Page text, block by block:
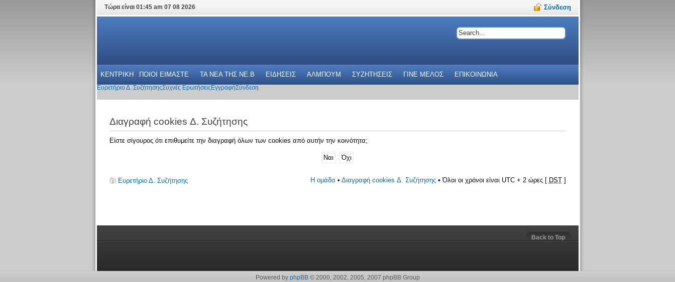
Τώρα είναι 01:45 am 07 08 2026 Σύνδεση
ΚΕΝΤΡΙΚΗ ΠΟΙΟΙ ΕΙΜΑΣΤΕ ΤΑ ΝΕΑ THΣ NE.B ΕΙΔΗΣΕΙΣ ΑΛΜΠΟΥΜ ΣΥΖΗΤΗΣΕΙΣ ΓΙΝΕ ΜΕΛΟΣ ΕΠΙΚΟΙΝΩΝΙΑ
Ευρετήριο Δ. ΣυζήτησηςΣυχνές Ερωτήσεις ΕγγραφήΣύνδεση
Διαγραφή cookies Δ. Συζήτησης
Είστε σίγουρος ότι επιθυμείτε την διαγραφή όλων των cookies από αυτήν την κοινότητα;
Ευρετήριο Δ. Συζήτησης Η ομάδα • Διαγραφή cookies Δ. Συζήτησης• Όλοι οι χρόνοι είναι UTC + 2 ώρες [ DST]
Back to Top
Powered by phpBB© 2000, 2002, 2005, 2007 phpBB Group